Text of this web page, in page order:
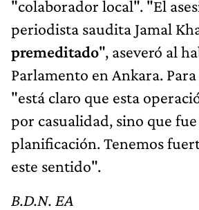
"colaborador local". "El
periodista saudita Jamal
premeditado", aseveró al
Parlamento en Ankara.
"está claro que esta
por casualidad, sino que
planificación. Tenemos
este sentido".
B.D.N. EA